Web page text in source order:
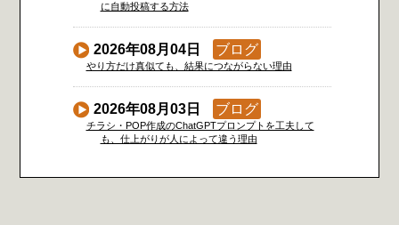
に自動投稿する方法
2026年08月04日 ブログ
やり方だけ真似ても、結果につながらない理由
2026年08月03日 ブログ
チラシ・POP作成のChatGPTプロンプトを工夫して
も、仕上がりが人によって違う理由